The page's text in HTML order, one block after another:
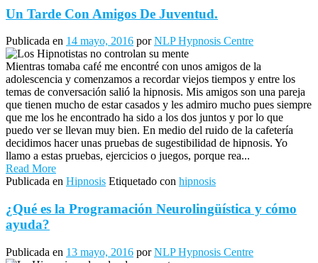
Un Tarde Con Amigos De Juventud.
Publicada en 14 mayo, 2016 porNLP Hypnosis Centre
Mientras tomaba café me encontré con unos amigos de la
adolescencia y comenzamos a recordar viejos tiempos y entre los
temas de conversación salió la hipnosis. Mis amigos son una pareja
que tienen mucho de estar casados y les admiro mucho pues siempre
que me los he encontrado ha sido a los dos juntos y por lo que
puedo ver se llevan muy bien. En medio del ruido de la cafetería
decidimos hacer unas pruebas de sugestibilidad de hipnosis. Yo
llamo a estas pruebas, ejercicios o juegos, porque rea...
Read More
Publicada en Hipnosis Etiquetado con hipnosis
¿Qué es la Programación Neurolingüística y cómo
ayuda?
Publicada en 13 mayo, 2016 porNLP Hypnosis Centre